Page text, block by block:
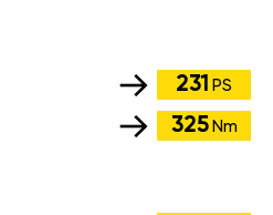
231 PS
325 Nm